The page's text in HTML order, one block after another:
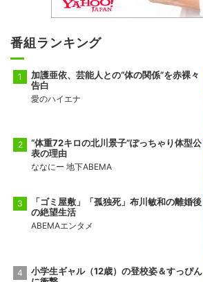
番組ランキング
加護亜依、芸能人との“体の関係”を赤裸々
告白
愛のハイエナ
“体重72キロの北川景子”ぽっちゃり体型公
表の理由
ななにー 地下ABEMA
「ゴミ屋敷」「孤独死」布川敏和の離婚後
の絶望生活
ABEMAエンタメ
小学生ギャル（12歳）の登校姿＆すっぴん